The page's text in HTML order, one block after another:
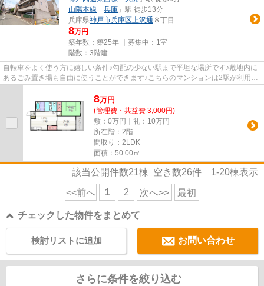
山陽本線 「 兵庫 」駅 徒歩13分
兵庫県神戸市兵庫区上沢通 ８丁目
8万円
築年数：築25年 ｜募集中： 1室
階数：3階建
自転車をよく使う方に嬉しい条件♪勾配の少ない駅まで平坦な場所です♪敷地内に
あるごみ置き場も自由に使うことができます♪こちらのマンションは2駅が利用圏
8万円
(管理費・共益費 3,000円)
敷：0万円｜礼：10万円
所在階：2階
間取り：2LDK
面積：50.00㎡
該当公開件数21棟 空き数26件 1-20棟表示
<<前へ 1 2 次へ>> 最初
チェックした物件をまとめて
お問い合わせ
検討リストに追加
さらに条件を絞り込む